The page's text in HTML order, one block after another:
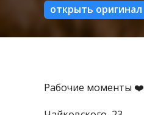
открыть оригинал
Рабочие моменты ❤️